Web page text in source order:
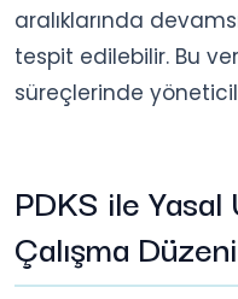
aralıklarında
tespit edilebilir. Bu
süreçlerinde
PDKS ile
Çalışma Düzeni